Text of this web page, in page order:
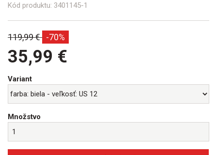
Kód produktu: 3401145-1
Bežná
119,99 € -70%
35,99 €
Variant
Množstvo